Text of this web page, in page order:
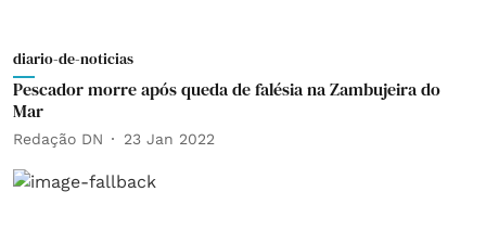
diario-de-noticias
Pescador morre após queda de falésia na Zambujeira do
Mar
Redação DN 23 Jan 2022